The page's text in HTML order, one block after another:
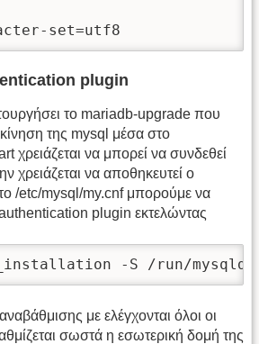
set=utf8
plugin
το mariadb-upgrade που
της mysql μέσα στο
χρειάζεται να μπορεί να συνδεθεί
χρειάζεται να αποθηκευτεί ο
/etc/mysql/my.cnf μπορούμε να
plugin εκτελώντας
-S /run/mysqld/
με ελέγχονται όλοι οι
σωστά η εσωτερική δομή της